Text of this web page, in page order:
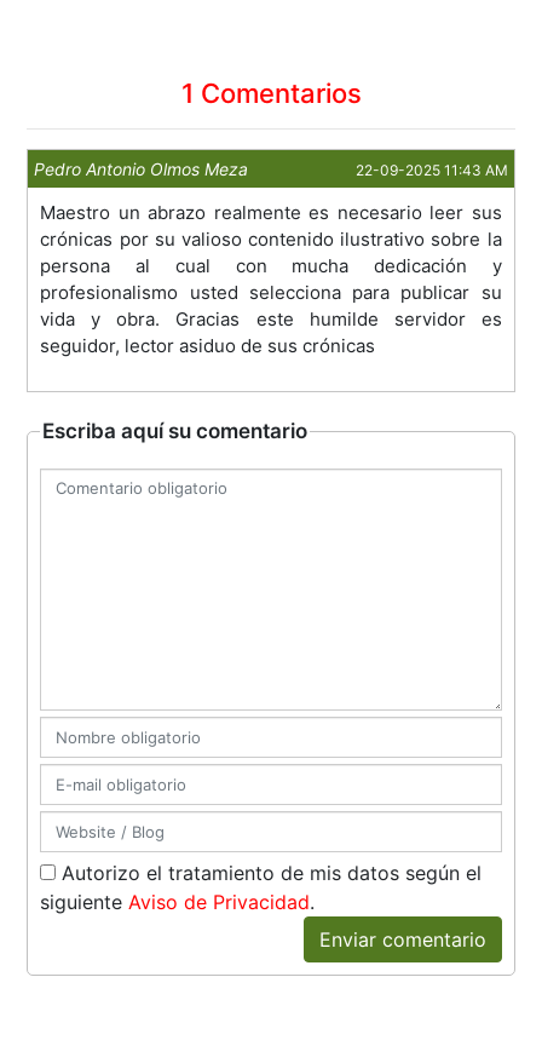
1 Comentarios
Pedro Antonio Olmos Meza 22-09-2025 11:43 AM
Maestro un abrazo realmente es necesario leer sus
crónicas por su valioso contenido ilustrativo sobre la
persona al cual con mucha dedicación y
profesionalismo usted selecciona para publicar su
vida y obra. Gracias este humilde servidor es
seguidor, lector asiduo de sus crónicas
Escriba aquí su comentario
Autorizo el tratamiento de mis datos según el
siguienteAviso de Privacidad.
Enviar comentario